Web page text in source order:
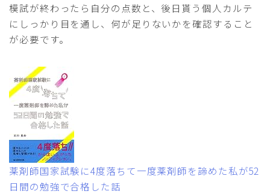
模試が終わったら自分の点数と、後日貰う個人カルテ
にしっかり目を通し、何が足りないかを確認すること
が必要です。
薬剤師国家試験に4度落ちて一度薬剤師を諦めた私が52
日間の勉強で合格した話